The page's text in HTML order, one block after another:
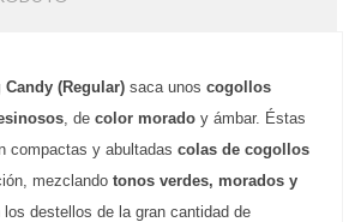
Candy (Regular) saca unos cogollos
, de color morado y ámbar. Éstas
compactas y abultadas colas de cogollos
mezclando tonos verdes, morados y
los destellos de la gran cantidad de